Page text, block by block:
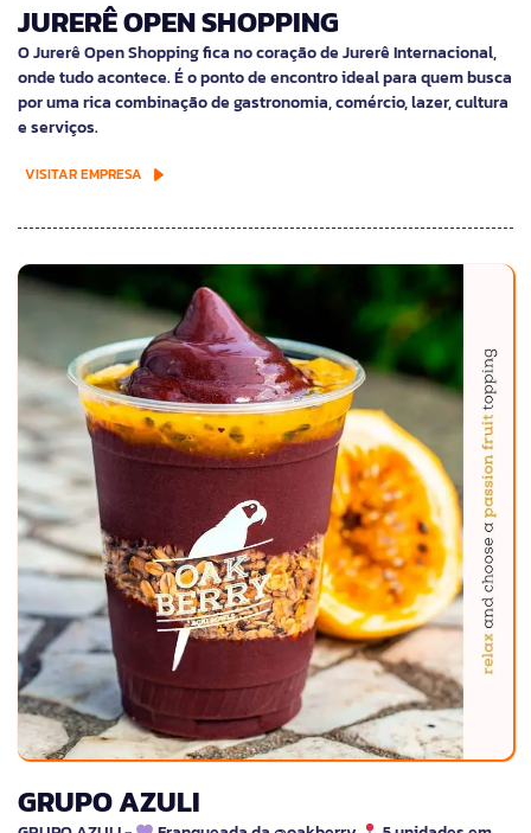
JURERÊ OPEN SHOPPING
O Jurerê Open Shopping fica no coração de Jurerê Internacional,
onde tudo acontece. É o ponto de encontro ideal para quem busca
por uma rica combinação de gastronomia, comércio, lazer, cultura
e serviços.
VISITAR EMPRESA
GRUPO AZULI